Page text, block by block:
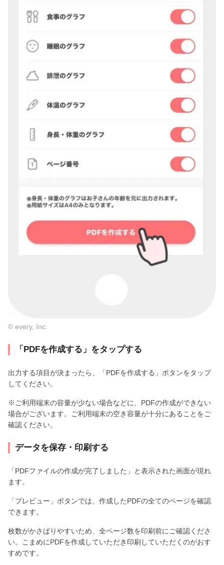
© every, Inc.
「PDFを作成する」をタップする
出力する項目が決まったら、「PDFを作成する」ボタンをタップ
してください。
※ご利用端末の容量が少ない場合などに、PDFの作成ができない
場合がございます。ご利用端末の空き容量が十分にあることをご
確認ください。
データを保存・印刷する
「PDFファイルの作成が完了しました」と表示された画面が現れ
ます。
「プレビュー」ボタンでは、作成したPDFの全てのページを確認
できます。
枚数がかさばりやすいため、全ページ数を印刷前にご確認くださ
い。こまめにPDFを作成していただき印刷していただくのがおす
すめです。